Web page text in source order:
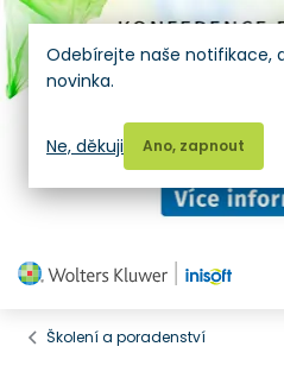
Školení a poradenství
Odebírejte naše notifikace,
novinka.
Ano, zapnout
Ne, děkuji